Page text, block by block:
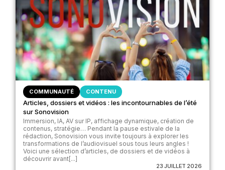
COMMUNAUTÉ CONTENU
Articles, dossiers et vidéos : les incontournables de l’été
sur Sonovision
Immersion, IA, AV sur IP, affichage dynamique, création de
contenus, stratégie… Pendant la pause estivale de la
rédaction, Sonovision vous invite toujours à explorer les
transformations de l’audiovisuel sous tous leurs angles !
Voici une sélection d’articles, de dossiers et de vidéos à
découvrir avant[...]
23 JUILLET 2026